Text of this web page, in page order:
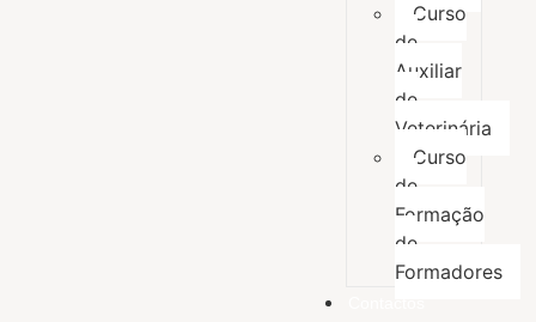
Curso
de
Auxiliar
de
Veterinária
Curso
de
Formação
de
Formadores